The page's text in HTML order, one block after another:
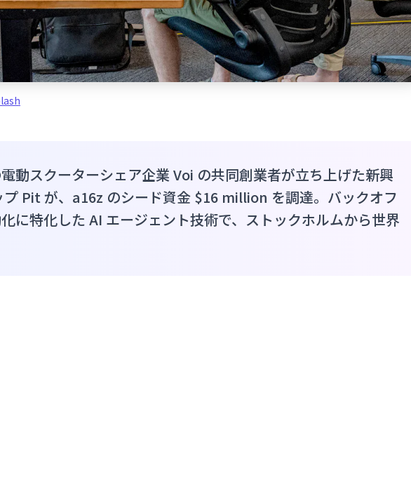
動スクーターシェア企業 Voi の共同創業者が立ち上げた新興
Pit が、a16z のシード資金 $16 million を調達。バックオフ
に特化した AI エージェント技術で、ストックホルムから世界